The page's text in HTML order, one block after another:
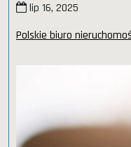
lip 16, 2025
Polskie biuro